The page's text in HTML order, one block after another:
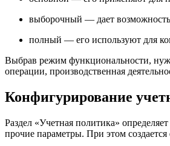
выборочный — дает возможность
полный — его используют для
Выбрав режим функциональности,
операции, производственная
Конфигурирование
Раздел «Учетная политика»
прочие параметры. При этом